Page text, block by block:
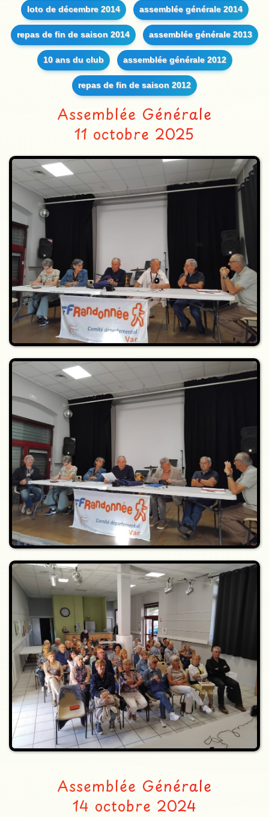
loto de décembre 2014 assemblée générale 2014
repas de fin de saison 2014 assemblée générale 2013
10 ans du club assemblée générale 2012
repas de fin de saison 2012
Assemblée Générale
11 octobre 2025
Assemblée Générale
14 octobre 2024